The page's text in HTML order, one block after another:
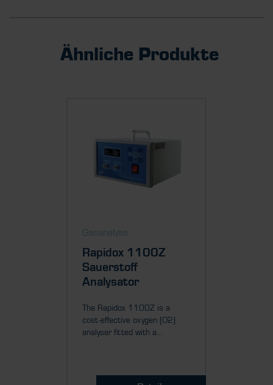
Ähnliche Produkte
Gasanalyse
Rapidox 1100Z
Sauerstoff
Analysator
The Rapidox 1100Z is a
cost-effective oxygen (O2)
analyser fitted with a...